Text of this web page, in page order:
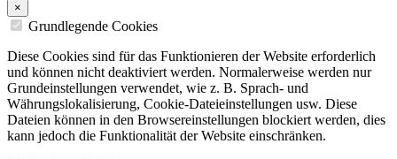
×
Grundlegende Cookies
Diese Cookies sind für das Funktionieren der Website erforderlich
und können nicht deaktiviert werden. Normalerweise werden nur
Grundeinstellungen verwendet, wie z. B. Sprach- und
Währungslokalisierung, Cookie-Dateieinstellungen usw. Diese
Dateien können in den Browsereinstellungen blockiert werden, dies
kann jedoch die Funktionalität der Website einschränken.